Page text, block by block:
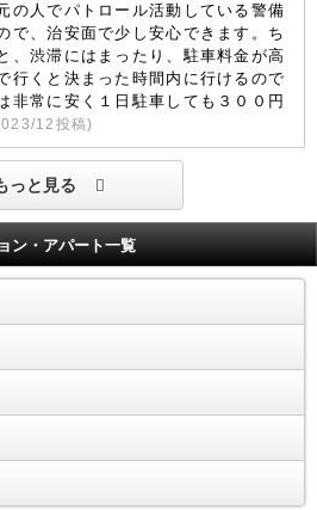
の人でパトロール活動している警備
で、治安面で少し安心できます。ち
、渋滞にはまったり、駐車料金が高
行くと決まった時間内に行けるので
非常に安く１日駐車しても３００円
12 投稿)
っと見る
ン・アパート一覧